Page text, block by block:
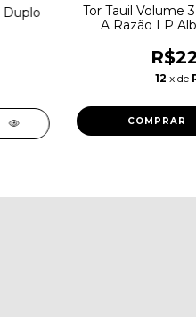
Tor Tauil Volume
A Razão LP
12 x de